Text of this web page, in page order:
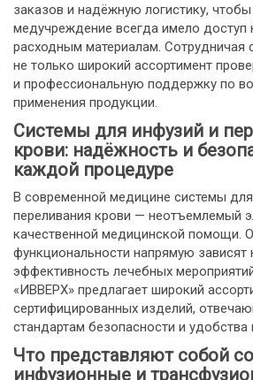
заказов и надёжную логистику,
медучреждение всегда имело доступ
расходным материалам. Сотрудничая
не только широкий ассортимент
и профессиональную поддержку по
применения продукции.
Системы для инфузий и
крови: надёжность и
каждой процедуре
В современной медицине системы
переливания крови — неотъемлемый
качественной медицинской помощи.
функциональности напрямую зависят
эффективность лечебных
«ИВВЕРХ» предлагает широкий
сертифицированных изделий,
стандартам безопасности и удобства
Что представляют собой
инфузионные и